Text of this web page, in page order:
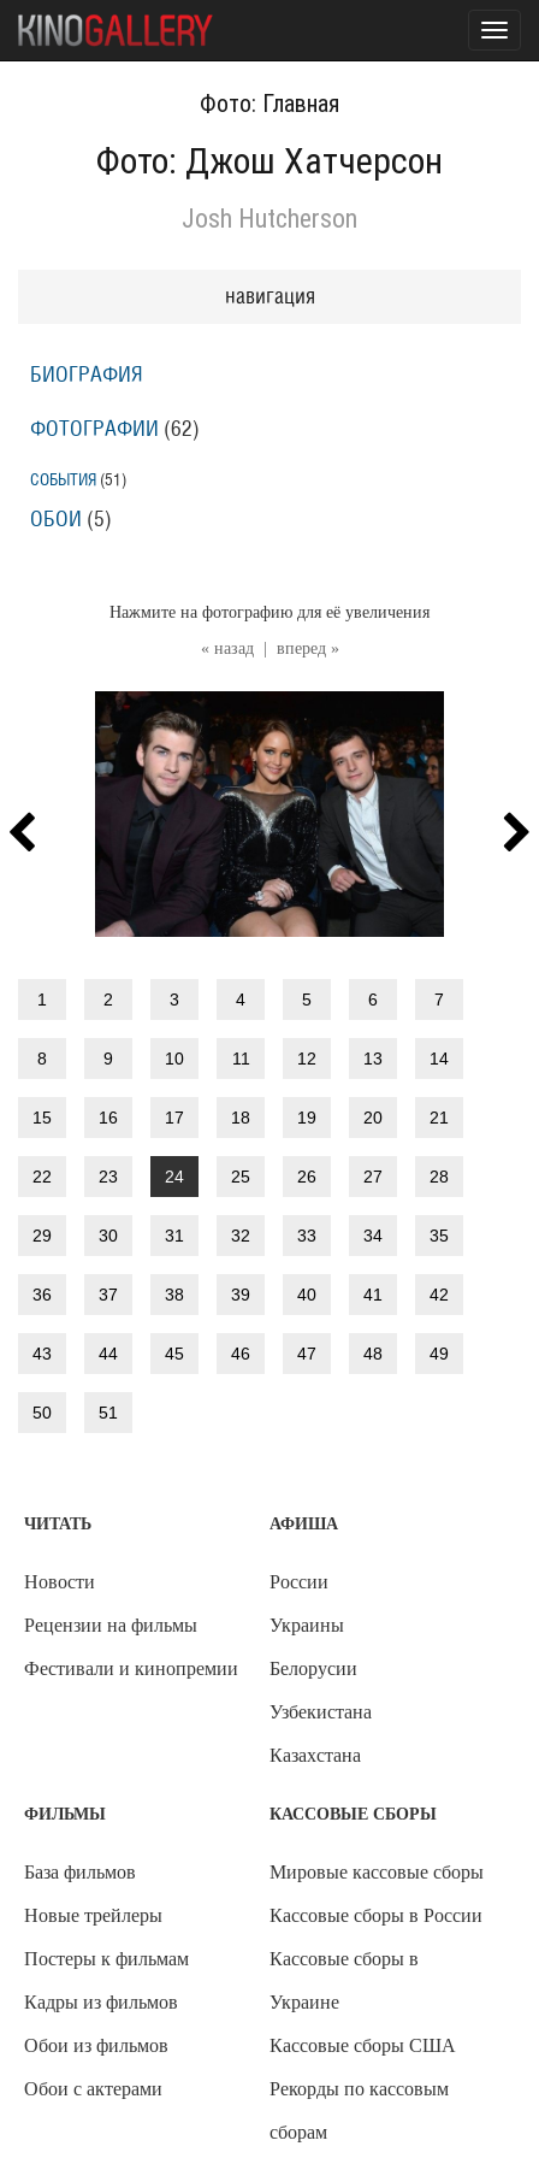
Фото: Главная
Фото: Джош Хатчерсон
Josh Hutcherson
« назад вперед »
Нажмите на фотографию для её увеличения
1 2 3 4 5 6 7
8 9 10 11 12 13 14
15 16 17 18 19 20 21
22 23 24 25 26 27 28
29 30 31 32 33 34 35
36 37 38 39 40 41 42
43 44 45 46 47 48 49
50 51
навигация
БИОГРАФИЯ
ФОТОГРАФИИ (62)
СОБЫТИЯ (51 )
ОБОИ (5)
ЧИТАТЬ
Новости
Рецензии на фильмы
Фестивали и кинопремии
АФИША
России
Украины
Белорусии
Узбекистана
Казахстана
ФИЛЬМЫ
База фильмов
Новые трейлеры
Постеры к фильмам
Кадры из фильмов
Обои из фильмов
Обои с актерами
КАССОВЫЕ СБОРЫ
Мировые кассовые сборы
Кассовые сборы в России
Кассовые сборы в
Украине
Кассовые сборы США
Рекорды по кассовым
сборам